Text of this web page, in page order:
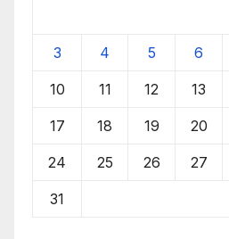
3 4 5 6
10 11 12 13
17 18 19 20
24 25 26 27
31